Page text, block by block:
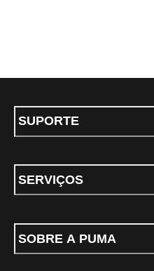
SUPORTE
SERVIÇOS
SOBRE A PUMA